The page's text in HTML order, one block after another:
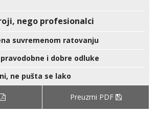
nego profesionalci
suvremenom ratovanju
i dobre odluke
ne pušta se lako
Preuzmi PDF